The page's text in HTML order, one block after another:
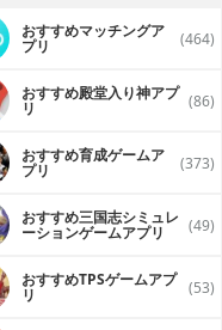
おすすめマッチングア
プリ (464)
おすすめ殿堂入り神アプ
リ (86)
おすすめ育成ゲームア
プリ (373)
おすすめ三国志シミュレ
ーションゲームアプリ (49)
おすすめTPSゲームアプ
リ (53)